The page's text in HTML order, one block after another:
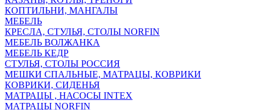
КОПТИЛЬНИ, МАНГАЛЫ
МЕБЕЛЬ
КРЕСЛА, СТУЛЬЯ, СТОЛЫ NORFIN
МЕБЕЛЬ ВОЛЖАНКА
МЕБЕЛЬ КЕДР
СТУЛЬЯ, СТОЛЫ РОССИЯ
МЕШКИ СПАЛЬНЫЕ, МАТРАЦЫ, КОВРИКИ
КОВРИКИ, СИДЕНЬЯ
МАТРАЦЫ , НАСОСЫ INTEX
МАТРАЦЫ NORFIN